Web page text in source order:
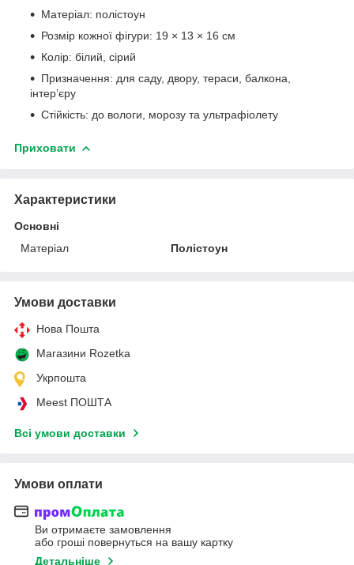
Матеріал: полістоун
Розмір кожної фігури: 19 × 13 × 16 см
Колір: білий, сірий
Призначення: для саду, двору, тераси, балкона,
інтер’єру
Стійкість: до вологи, морозу та ультрафіолету
Приховати
Характеристики
Основні
Матеріал
Полістоун
Умови доставки
Нова Пошта
Магазини Rozetka
Укрпошта
Meest ПОШТА
Всі умови доставки
Умови оплати
Ви отримаєте замовлення
або гроші повернуться на вашу картку
Детальніше